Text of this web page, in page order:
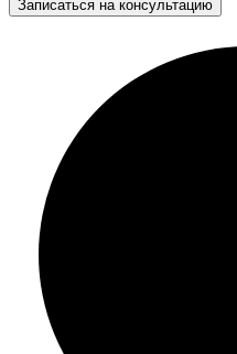
Записаться на консультацию